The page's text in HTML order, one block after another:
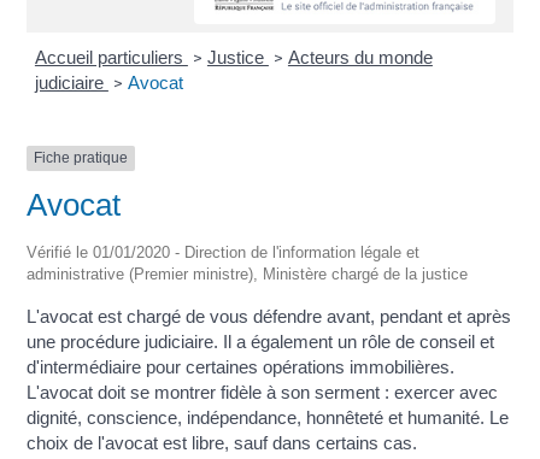
Accueil particuliers > Justice > Acteurs du monde
judiciaire > Avocat
Fiche pratique
Avocat
Vérifié le 01/01/2020 - Direction de l'information légale et
administrative (Premier ministre), Ministère chargé de la justice
L'avocat est chargé de vous défendre avant, pendant et après
une procédure judiciaire. Il a également un rôle de conseil et
d'intermédiaire pour certaines opérations immobilières.
L'avocat doit se montrer fidèle à son serment : exercer avec
dignité, conscience, indépendance, honnêteté et humanité. Le
choix de l'avocat est libre, sauf dans certains cas.